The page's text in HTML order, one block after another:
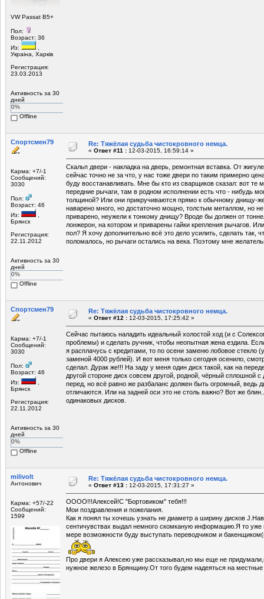
VW Passat B5+
Пол:
Возраст: 36
Из:
Украiна, Харкiв
Регистрация:
23.03.2013
Активность за 30
дней
0%
Offline
Спортсмен79
Карма: +7/-1
Сообщений:
3030
Пол:
Возраст: 46
Из:
Брянск
Регистрация:
22.11.2012
Активность за 30
дней
0%
Offline
Re: Тяжёлая судьба чистокровного немца.
« Ответ #11 : 12-03-2015, 16:59:14 »
Скальп двери - накладка на дверь, ремонтная вставка. От
сейчас точно не за что, у нас тоже двери по таким примерно
буду восстанавливать. Мне бы кто из сварщиков сказал: вот те
передние рычаги, там в родном исполнении есть что - нибудь
толщиной? Или они прикручиваются прямо к обычному днищу-
наварено много, но достаточно мощно, толстым металлом, но
приварено, неужели к тонкому днищу? Вроде бы должен от
лонжерон, на котором и приварены гайки крепления рычагов.
пол? Я хочу дополнительно всё это дело усилить, сделать так,
поломалось, но рычаги остались на века. Поэтому мне
Спортсмен79
Карма: +7/-1
Сообщений:
3030
Пол:
Возраст: 46
Из:
Брянск
Регистрация:
22.11.2012
Активность за 30
дней
0%
Offline
Re: Тяжёлая судьба чистокровного немца.
« Ответ #12 : 12-03-2015, 17:25:42 »
Сейчас пытаюсь наладить идеальный холостой ход (и с
проблемы) и сделать ручник, чтобы неопытная жена ездила.
я расплачусь с кредитами, то по осени заменю лобовое стекло
заменой 4000 рублей). И вот меня только сегодня осенило,
сделал. Дурак же!!! На заду у меня один диск такой, как на
другой стороне диск совсем другой, родной, чёрный сплошной
перед, но всё равно же разбаланс должен быть огромный, ведь
отличаются. Или на задней оси это не столь важно? Вот же
одинаковых дисков.
milivolt
Антонович
Карма: +57/-22
Сообщений:
1599
Re: Тяжёлая судьба чистокровного немца.
« Ответ #13 : 12-03-2015, 17:31:27 »
ОООО!!!Алексей!С "Бортовиком" тебя!!!
Мои поздравления и пожелания.
Как я понял ты хочешь узнать не диаметр а ширину дисков
сентичувствах выдал немного скомканую информацию.Я то уже
мере возможности буду выступать переводчиком и
Про двери я Алексею уже рассказывал,но мы еще не
нужное железо в Брянщину.От того будем надеяться на